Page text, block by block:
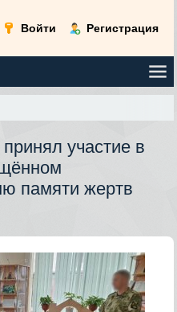
Войти Регистрация
участие в
памяти жертв